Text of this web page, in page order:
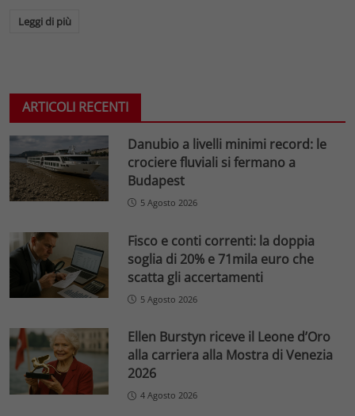
Leggi di più
ARTICOLI RECENTI
Danubio a livelli minimi record: le
crociere fluviali si fermano a
Budapest
5 Agosto 2026
Fisco e conti correnti: la doppia
soglia di 20% e 71mila euro che
scatta gli accertamenti
5 Agosto 2026
Ellen Burstyn riceve il Leone d’Oro
alla carriera alla Mostra di Venezia
2026
4 Agosto 2026